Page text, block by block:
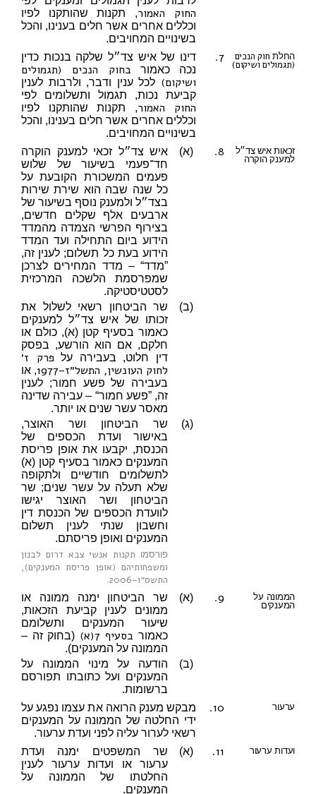
החוק האמור, תקנות שהותקנו לפיו
וכללים אחרים אשר חלים בענינו, והכל
בשינויים המחויבים.
7. החלת חוק הנכים
(תגמולים ושיקום)
דינו של איש צד״ל שלקה בנכות כדין
נכה כאמור בחוק הנכים (תגמולים
ושיקום) לכל ענין ודבר, ולרבות לענין
קביעת נכות, תגמול ותשלומים לפי
החוק האמור, תקנות שהותקנו לפיו
וכללים אחרים אשר חלים בענינו, והכל
בשינויים המחויבים.
8.
זכאות איש צד״ל
למענק הוקרה
(א)
איש צד״ל זכאי למענק הוקרה
חד־פעמי בשיעור של שלוש
פעמים המשכורת הקובעת על
כל שנה שבה הוא שירת שירות
בצד״ל ולמענק נוסף בשיעור של
ארבעים אלף שקלים חדשים,
בצירוף הפרשי הצמדה מהמדד
הידוע ביום התחילה ועד המדד
הידוע בעת כל תשלום; לענין זה,
”מדד“ – מדד המחירים לצרכן
שמפרסמת הלשכה המרכזית
לסטטיסטיקה.
(ב)
שר הביטחון רשאי לשלול את
זכותו של איש צד״ל למענקים
כאמור בסעיף קטן (א), כולם או
חלקם, אם הוא הורשע, בפסק
דין חלוט, בעבירה על פרק ז׳
לחוק העונשין, התשל״ז–1977
, או
בעבירה של פשע חמור; לענין
זה, ”פשע חמור“ – עבירה שדינה
מאסר עשר שנים או יותר.
(ג)
שר הביטחון ושר האוצר,
באישור ועדת הכספים של
הכנסת, יקבעו את אופן פריסת
המענקים כאמור בסעיף קטן (א)
לתשלומים חודשיים ולתקופה
שלא תעלה על עשר שנים; שר
הביטחון ושר האוצר יגישו
לוועדת הכספים של הכנסת דין
וחשבון שנתי לענין תשלום
המענקים ואופן פריסתם.
פורסמו תקנות אנשי צבא דרום לבנון
ומשפחותיהם (אופן פריסת המענקים),
התשס״ו–2006
.
9.
הממונה על
המענקים
(א)
שר הביטחון ימנה ממונה או
ממונים לענין קביעת הזכאות,
שיעור המענקים ותשלומם
כאמור בסעיף 7(א)
(בחוק זה –
הממונה על המענקים).
(ב)
הודעה על מינוי הממונה על
המענקים ועל כתובתו תפורסם
ברשומות.
10. ערעור
מבקש מענק הרואה את עצמו נפגע על
ידי החלטה של הממונה על המענקים
רשאי לערור עליה לפני ועדת ערעור.
11. ועדות ערעור (א)
שר המשפטים ימנה ועדת
ערעור או ועדות ערעור לענין
החלטתו של הממונה על
המענקים.